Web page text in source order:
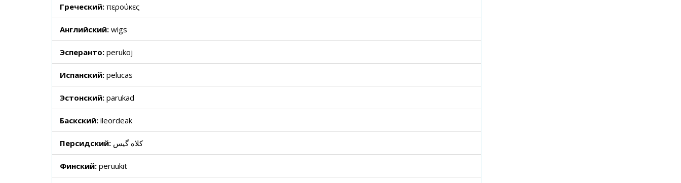
Греческий: περούκες
Английский: wigs
Эсперанто: perukoj
Испанский: pelucas
Эстонский: parukad
Баскский: ileordeak
Персидский: کلاه گیس
Финский: peruukit